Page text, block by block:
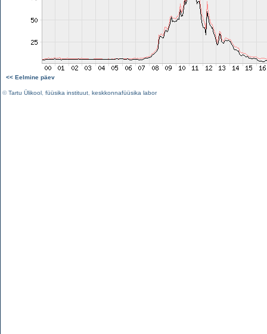
<< Eelmine päev
©Tartu Ülikool füüsika instituut keskkonnafüüsika labor